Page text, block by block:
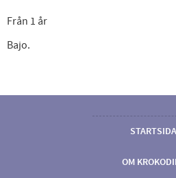
Från 1 år
Bajo.
STARTSIDA
OM